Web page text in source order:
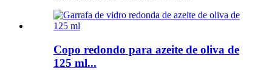
Copo redondo para azeite de oliva de
125 ml...